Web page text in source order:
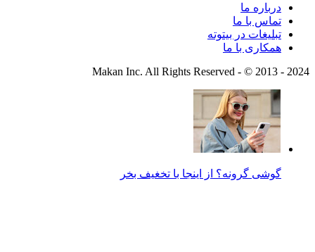
درباره ما
تماس با ما
تبلیغات در بیتوته
همکاری با ما
Makan Inc.‎ All Rights Reserved - © 2013 -
گوشی گرونه؟ از اینجا با تخغیف بخر